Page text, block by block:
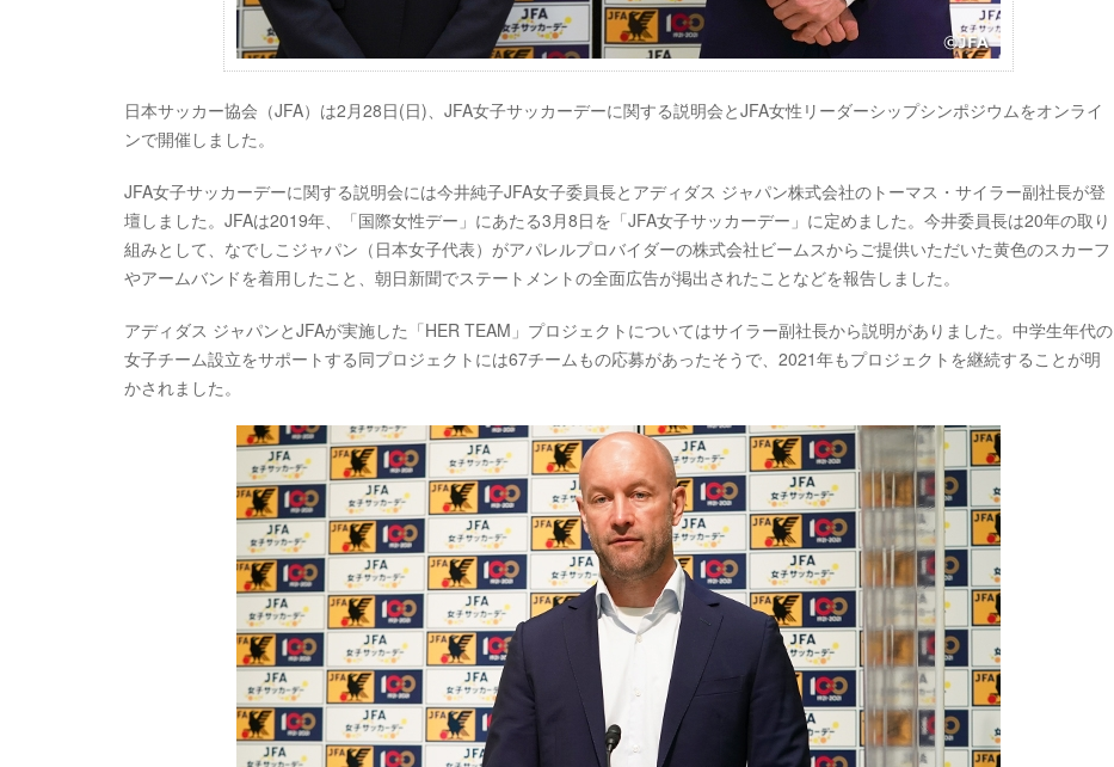
日本サッカー協会（JFA）は2月28日(日)、JFA女子サッカーデーに関する説明会とJFA女性リーダーシップシンポジウムをオンライ
ンで開催しました。
JFA女子サッカーデーに関する説明会には今井純子JFA女子委員長とアディダス ジャパン株式会社のトーマス・サイラー副社長が登
壇しました。JFAは2019年、「国際女性デー」にあたる3月8日を「JFA女子サッカーデー」に定めました。今井委員長は20年の取り
組みとして、なでしこジャパン（日本女子代表）がアパレルプロバイダーの株式会社ビームスからご提供いただいた黄色のスカーフ
やアームバンドを着用したこと、朝日新聞でステートメントの全面広告が掲出されたことなどを報告しました。
アディダス ジャパンとJFAが実施した「HER TEAM」プロジェクトについてはサイラー副社長から説明がありました。中学生年代の
女子チーム設立をサポートする同プロジェクトには67チームもの応募があったそうで、2021年もプロジェクトを継続することが明
かされました。